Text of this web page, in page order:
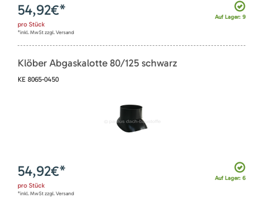
Auf Lager: 9
54,92€*
pro Stück
*inkl. MwSt zzgl. Versand
Klöber Abgaskalotte 80/125 schwarz
KE 8065-0450
Auf Lager: 6
54,92€*
pro Stück
*inkl. MwSt zzgl. Versand